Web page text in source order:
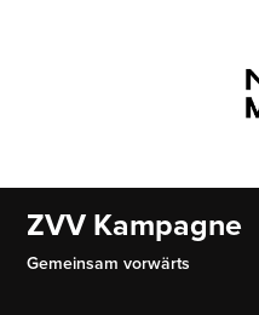
ZVV Kampagne
Gemeinsam vorwärts